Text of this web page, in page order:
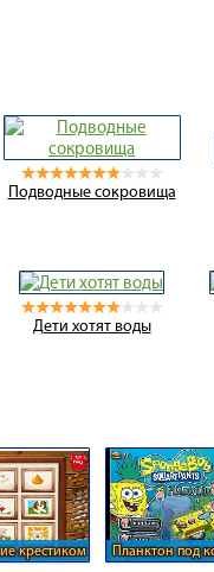
Подводные сокровища
Дети хотят воды
крестиком
Планктон под